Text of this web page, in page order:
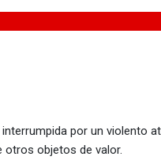
por un violento
otros objetos de valor.